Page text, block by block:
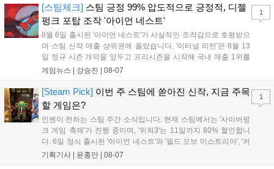
기억을 되찾기라도 한 듯 1,...
[스팀체크] 스팀 긍정 99% 압도적으로 긍정적, 디젤
펑크 포탑 조작 '아이언 네스트'
8월 6일 출시된 '아이언 네스트'가 사실적인 조작감으로 호평받으
며 스팀 신작 매출 상위권에 올랐습니다. '이터널 리턴'은 8월 13
일 정규 시즌 개막을 앞두고 프리시즌을 시작해 국내 매출 1위를
기록했습니다. 25주년을 맞은 '고스트 리콘' 시리즈는 8월 6일 쇼
'마블 투혼: 파이팅 소울즈'와 레트로 수리 시뮬레이션 '리스토
리'도 스팀에 정식 출시되었습니다....
게임뉴스 | 강승진 | 08-07
1
[Steam Pick] 이번 주 스팀에 쏟아진 신작, 지금 주목
할 게임은?
인벤이 전하는 스팀 주간 소식입니다. 현재 스팀에서는 '사이버펑
크 게임 축제'가 진행 중이며, '위쳐3'는 11일까지 80% 할인합니
다. 6일 정식 출시된 '아이언 네스트'와 '필드 오브 미스트리아', '커
세어 코브'가 호평받고 있습니다. 한편, 7일 출시된 '마블 투혼'은
기획기사 | 윤홍만 | 08-07
1